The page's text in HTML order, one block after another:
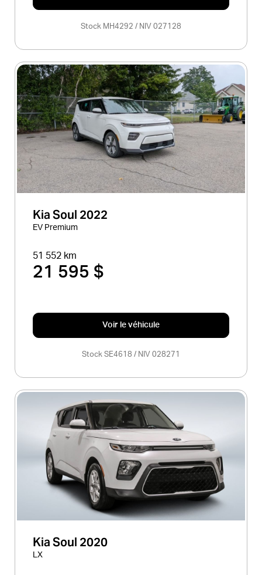
Stock MH4292 / NIV 027128
Kia Soul 2022
EV Premium
51 552 km
21 595 $
Voir le véhicule
Stock SE4618 / NIV 028271
Kia Soul 2020
LX